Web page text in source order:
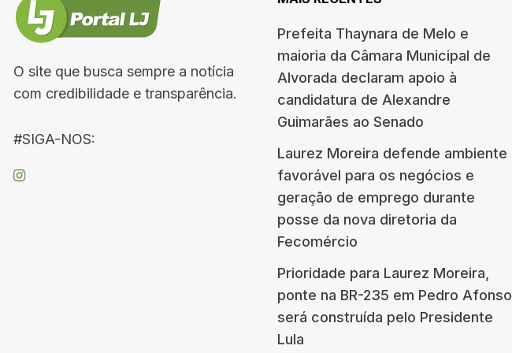
O site que busca sempre a notícia
com credibilidade e transparência.
#SIGA-NOS:
Prefeita Thaynara de Melo e
maioria da Câmara Municipal de
Alvorada declaram apoio à
candidatura de Alexandre
Guimarães ao Senado
Laurez Moreira defende ambiente
favorável para os negócios e
geração de emprego durante
posse da nova diretoria da
Fecomércio
Prioridade para Laurez Moreira,
ponte na BR-235 em Pedro Afonso
será construída pelo Presidente
Lula